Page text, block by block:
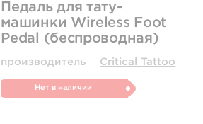
Педаль для тату-
машинки Wireless Foot
Pedal (беспроводная)
производитель Critical Tattoo
Нет в наличии